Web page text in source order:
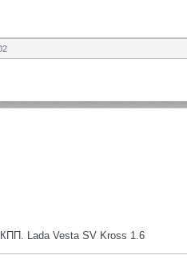
Lada Vesta SV Kross 1.6